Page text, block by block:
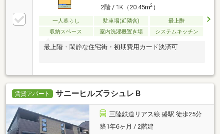
2階 / 1K（20.45m2）
一人暮らし 駐車場(近隣含)
最上階
収納スペース
室内洗濯機置き場 システムキッチン
最上階・閑静な住宅街・初期費用カード決済可
賃貸アパート サニーヒルズラシュレＢ
三陸鉄道リアス線 盛駅 徒歩25分
築1年6ヶ月 / 2階建